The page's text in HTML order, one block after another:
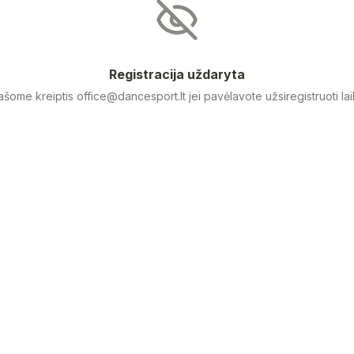
Registracija uždaryta
kreiptis office@dancesport.lt jei pavėlavote užsiregistruoti